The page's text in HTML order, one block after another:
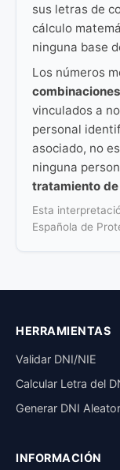
sus letras de
cálculo
ninguna base
Los números
vinculados a
personal
asociado, no
ninguna
tratamiento
Esta
Española de
HERRAMIENTAS
Validar DNI/NIE
Calcular Letra del
Generar DNI
INFORMACIÓN